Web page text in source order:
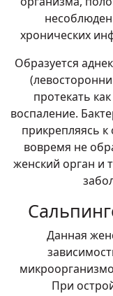
хронических
Образуется
протекать
воспаление.
прикрепляясь
вовремя не
женский орган и
Данная
При